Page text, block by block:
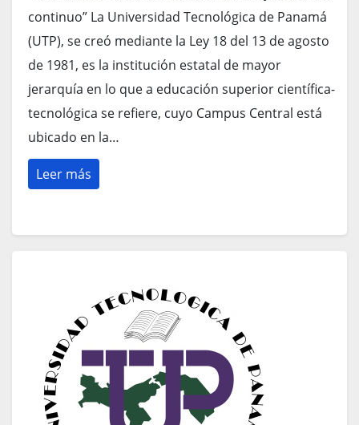
continuo” La Universidad Tecnológica de Panamá
(UTP), se creó mediante la Ley 18 del 13 de agosto
de 1981, es la institución estatal de mayor
jerarquía en lo que a educación superior científica-
tecnológica se refiere, cuyo Campus Central está
ubicado en la…
Leer más